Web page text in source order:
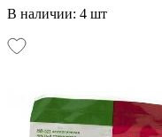
В наличии: 4 шт